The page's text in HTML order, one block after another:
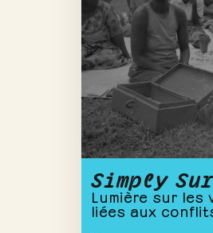
Simply
Lumière sur les
liées aux